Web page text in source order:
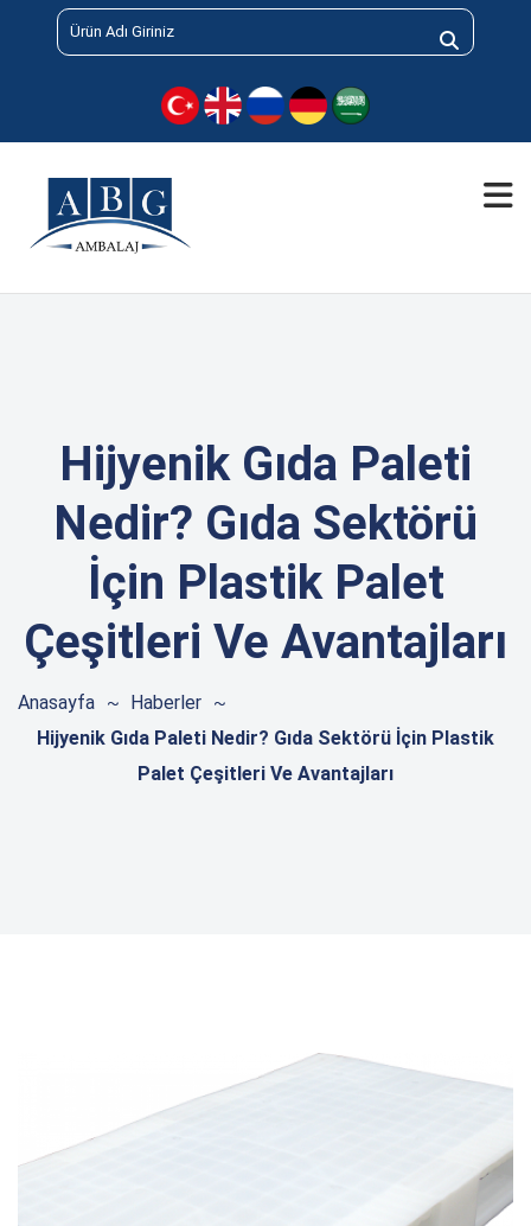
Hijyenik Gıda Paleti
Nedir? Gıda Sektörü
İçin Plastik Palet
Çeşitleri Ve Avantajları
Anasayfa
Haberler
Hijyenik Gıda Paleti Nedir? Gıda Sektörü İçin Plastik
Palet Çeşitleri Ve Avantajları